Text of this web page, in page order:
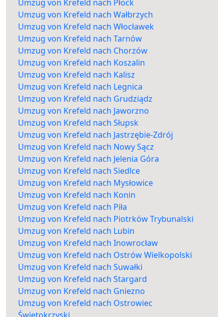
Umzug von Krefeld nach Płock
Umzug von Krefeld nach Wałbrzych
Umzug von Krefeld nach Włocławek
Umzug von Krefeld nach Tarnów
Umzug von Krefeld nach Chorzów
Umzug von Krefeld nach Koszalin
Umzug von Krefeld nach Kalisz
Umzug von Krefeld nach Legnica
Umzug von Krefeld nach Grudziądz
Umzug von Krefeld nach Jaworzno
Umzug von Krefeld nach Słupsk
Umzug von Krefeld nach Jastrzębie-Zdrój
Umzug von Krefeld nach Nowy Sącz
Umzug von Krefeld nach Jelenia Góra
Umzug von Krefeld nach Siedlce
Umzug von Krefeld nach Mysłowice
Umzug von Krefeld nach Konin
Umzug von Krefeld nach Piła
Umzug von Krefeld nach Piotrków Trybunalski
Umzug von Krefeld nach Lubin
Umzug von Krefeld nach Inowrocław
Umzug von Krefeld nach Ostrów Wielkopolski
Umzug von Krefeld nach Suwałki
Umzug von Krefeld nach Stargard
Umzug von Krefeld nach Gniezno
Umzug von Krefeld nach Ostrowiec